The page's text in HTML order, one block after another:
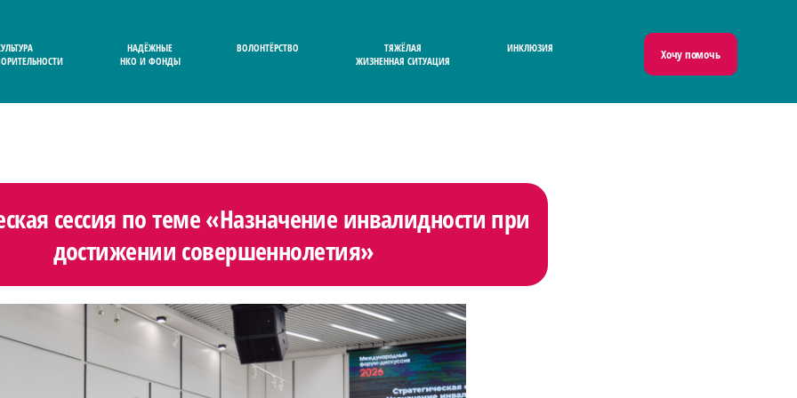
НАДЁЖНЫЕ
НКО И ФОНДЫ
ВОЛОНТЁРСТВО
ТЯЖЁЛАЯ
ЖИЗНЕННАЯ СИТУАЦИЯ
ИНКЛЮЗИЯ Хочу помочь
сессия по теме «Назначение инвалидности при
достижении совершеннолетия»